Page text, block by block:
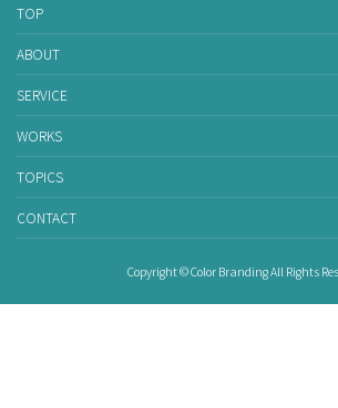
TOP
ABOUT
SERVICE
WORKS
TOPICS
CONTACT
Copyright © Color Branding All Rights